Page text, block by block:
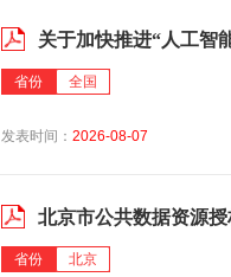
关于加快推进“人工智
省份 全国
发表时间： 2026-08-07
北京市公共数据资源
省份 北京